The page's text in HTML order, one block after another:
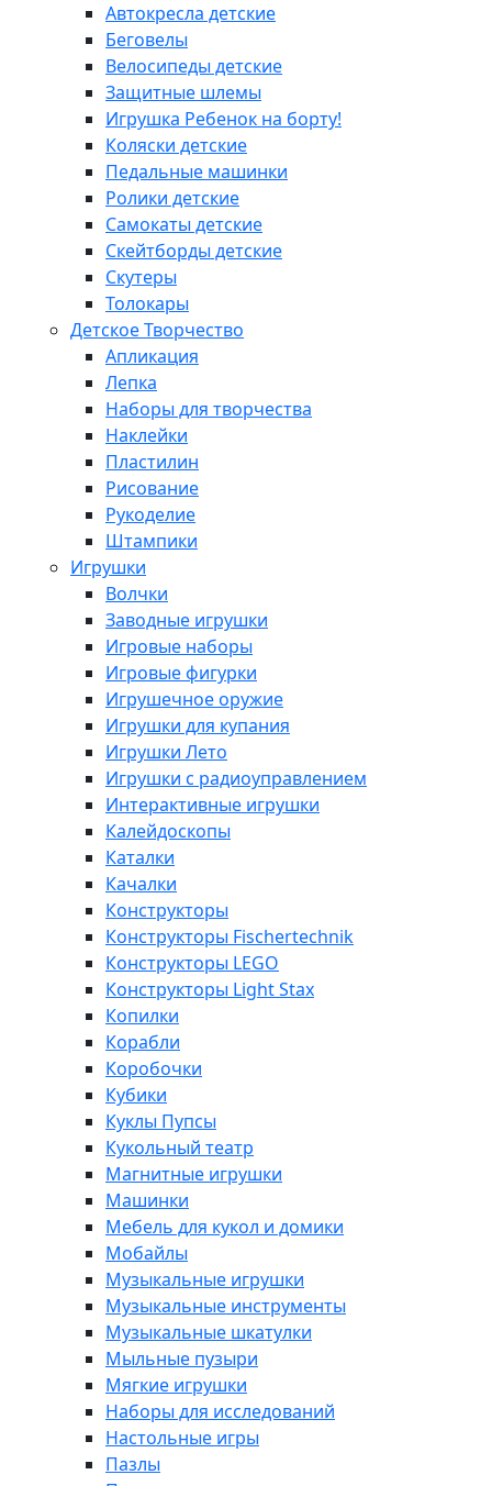
Автокресла детские
Беговелы
Велосипеды детские
Защитные шлемы
Игрушка Ребенок на борту!
Коляски детские
Педальные машинки
Ролики детские
Самокаты детские
Скейтборды детские
Скутеры
Толокары
Детское Творчество
Апликация
Лепка
Наборы для творчества
Наклейки
Пластилин
Рисование
Рукоделие
Штампики
Игрушки
Волчки
Заводные игрушки
Игровые наборы
Игровые фигурки
Игрушечное оружие
Игрушки для купания
Игрушки Лето
Игрушки с радиоуправлением
Интерактивные игрушки
Калейдоскопы
Каталки
Качалки
Конструкторы
Конструкторы Fisсhertechnik
Конструкторы LEGO
Конструкторы Light Stax
Копилки
Корабли
Коробочки
Кубики
Куклы Пупсы
Кукольный театр
Магнитные игрушки
Машинки
Мебель для кукол и домики
Мобайлы
Музыкальные игрушки
Музыкальные инструменты
Музыкальные шкатулки
Мыльные пузыри
Мягкие игрушки
Наборы для исследований
Настольные игры
Пазлы